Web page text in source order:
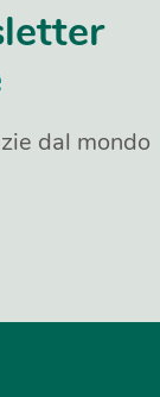
dal mondo